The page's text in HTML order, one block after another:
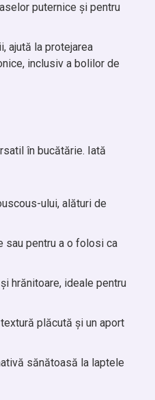
puternice și pentru
ajută la protejarea
inclusiv a bolilor de
în bucătărie. Iată
ului, alături de
sau pentru a o folosi ca
hrănitoare, ideale pentru
plăcută și un aport
sănătoasă la laptele